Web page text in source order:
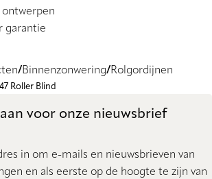
ontwerpen
garantie
Binnenzonwering Rolgordijnen
Roller Blind
voor onze nieuwsbrief
in om e-mails en nieuwsbrieven van
en als eerste op de hoogte te zijn van